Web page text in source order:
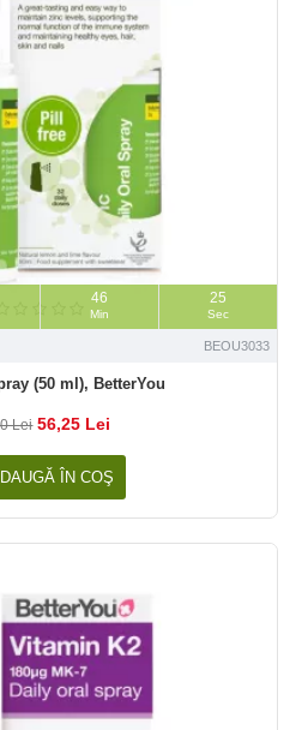
46
Min
23
Sec
BEOU3033
(50 ml), BetterYou
Lei 56,25 Lei
ÎN COŞ